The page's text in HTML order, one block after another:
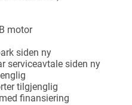
motor
siden ny
serviceavtale siden ny
tilgjenglig
finansiering